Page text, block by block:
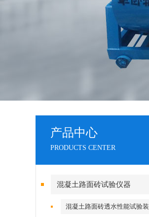
产品中心
PRODUCTS CENTER
混凝土路面砖试验仪器
混凝土路面砖透水性能试验装